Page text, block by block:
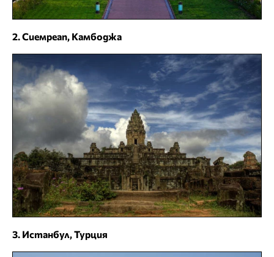
2. Сиемреап, Камбоджа
3. Истанбул, Турция